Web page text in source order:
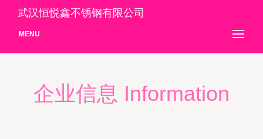
武汉恒悦鑫不锈钢有限公司
MENU
企业信息 Information